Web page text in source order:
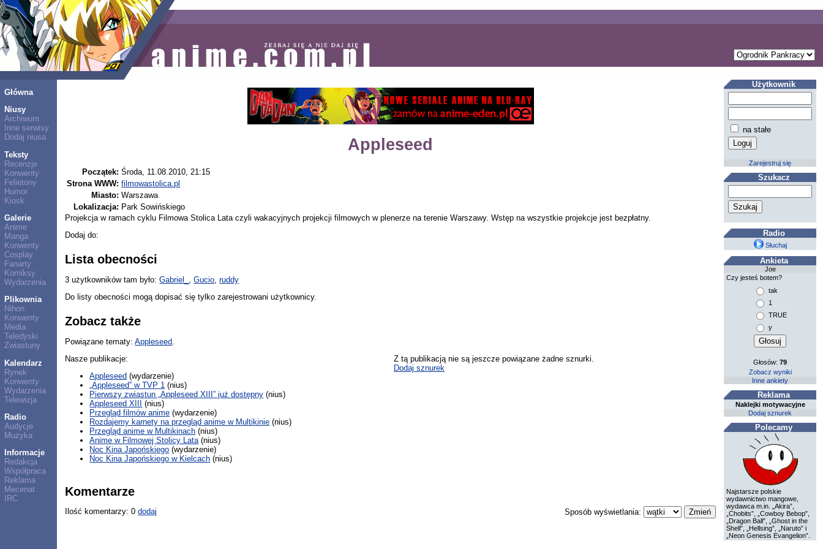
Główna
Niusy
Archiwum
Inne serwisy
Dodaj niusa
Teksty
Recenzje
Konwenty
Felietony
Humor
Kiosk
Galerie
Anime
Manga
Konwenty
Cosplay
Fanarty
Komiksy
Wydarzenia
Plikownia
Nihon
Konwenty
Media
Teledyski
Zwiastuny
Kalendarz
Rynek
Konwenty
Wydarzenia
Telewizja
Radio
Audycje
Muzyka
Informacje
Redakcja
Współpraca
Reklama
Mecenat
IRC
Appleseed
Początek: Środa, 11.08.2010, 21:15
Strona WWW: filmowastolica.pl
Miasto: Warszawa
Lokalizacja: Park Sowińskiego
Projekcja w ramach cyklu Filmowa Stolica Lata czyli wakacyjnych projekcji filmowych w plenerze na terenie Warszawy. Wstęp na wszystkie projekcje jest bezpłatny.
Dodaj do:
Lista obecności
3 użytkowników tam było:Gabriel_ ,Gucio ,ruddy
Do listy obecności mogą dopisać się tylko zarejestrowani użytkownicy.
Zobacz także
Powiązane tematy:Appleseed
Nasze publikacje:
Appleseed (wydarzenie)
„Appleseed” w TVP 1 (nius)
Pierwszy zwiastun „Appleseed XIII” już dostępny (nius)
Appleseed XIII
(nius)
Przegląd filmów anime (wydarzenie)
Rozdajemy karnety na przegląd anime w Multikinie (nius)
Przegląd anime w Multikinach (nius)
Anime w Filmowej Stolicy Lata(nius)
Noc Kina Japońskiego (wydarzenie)
Noc Kina Japońskiego w Kielcach (nius)
Z tą publikacją nie są jeszcze powiązane żadne sznurki.
Dodaj sznurek
Komentarze
Sposób wyświetlania:
Ilość komentarzy: 0dodaj
Użytkownik
na stałe
Zarejestruj się
Szukacz
Radio
Słuchaj
Ankieta
Joe
Czy jesteś botem?
tak
1
TRUE
y
Głosów:79
Zobacz wyniki
Inne ankiety
Reklama
Naklejki motywacyjne
Dodaj sznurek
Polecamy
Najstarsze polskie
wydawnictwo mangowe,
wydawca m.in. „Akira”,
„Chobits”, „Cowboy Bebop”,
„Dragon Ball”, „Ghost in the
Shell”, „Hellsing”, „Naruto” i
„Neon Genesis Evangelion”.